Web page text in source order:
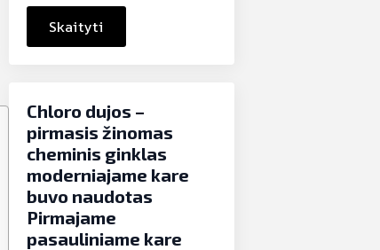
Skaityti
Chloro dujos –
pirmasis žinomas
cheminis ginklas
moderniajame kare
buvo naudotas
Pirmajame
pasauliniame kare